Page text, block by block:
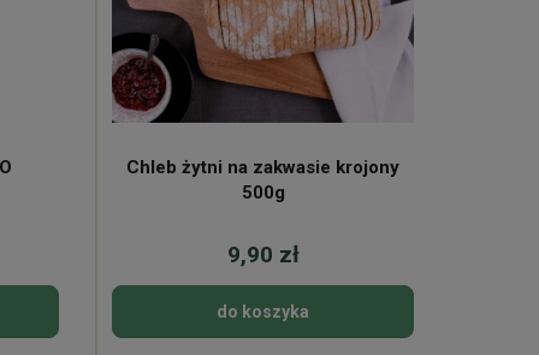
Chleb żytni na zakwasie krojony
500g
9,90 zł
do koszyka